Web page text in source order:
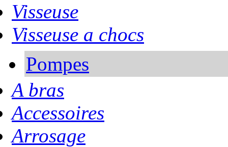
Visseuse
Visseuse a chocs
Pompes
A bras
Accessoires
Arrosage